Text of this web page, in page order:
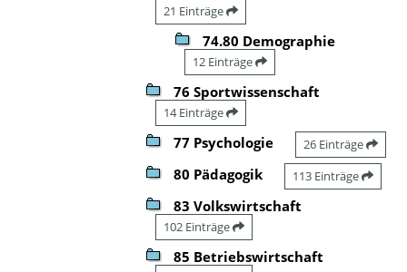
21 Einträge
74.80 Demographie
12 Einträge
76 Sportwissenschaft
14 Einträge
77 Psychologie 26 Einträge
80 Pädagogik 113 Einträge
83 Volkswirtschaft
102 Einträge
85 Betriebswirtschaft